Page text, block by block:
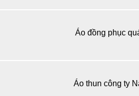
Áo đồng phục
Áo thun công ty